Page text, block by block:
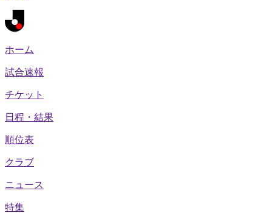
ホーム
試合速報
チケット
日程・結果
順位表
クラブ
ニュース
特集